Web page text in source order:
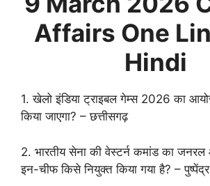
Affairs One
Hindi
1. खेलो इंडिया ट्राइबल गेम्स 2026 का
किया जाएगा? – छत्तीसगढ़
2. भारतीय सेना की वेस्टर्न कमांड का
इन-चीफ किसे नियुक्त किया गया है? –